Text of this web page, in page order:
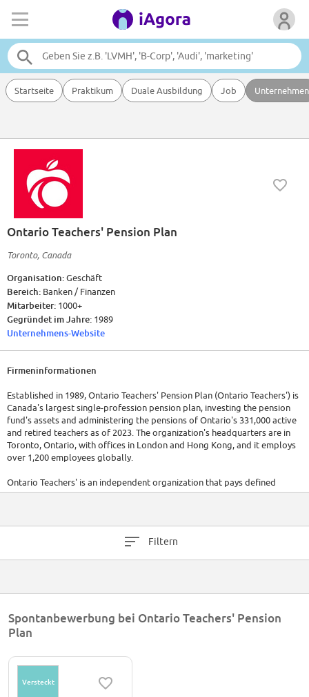
Startseite Praktikum Duale Ausbildung Job Unternehmen
Ontario Teachers' Pension Plan
Toronto, Canada
Organisation:Geschäft
Bereich: Banken / Finanzen
Mitarbeiter: 1000+
Gegründet im Jahre: 1989
Unternehmens-Website
Firmeninformationen
Established in 1989, Ontario Teachers' Pension Plan (Ontario Teachers') is
Canada's largest single-profession pension plan, investing the pension
fund's assets and administering the pensions of Ontario's 331,000 active
and retired teachers as of 2023. The organization's headquarters are in
Toronto, Ontario, with offices in London and Hong Kong, and it employs
over 1,200 employees globally.
Ontario Teachers' is an independent organization that pays defined
benefit pensions and invests the pension fund's assets. As of 2022, the
Filtern
Spontanbewerbung bei Ontario Teachers' Pension
Plan
Versteckt